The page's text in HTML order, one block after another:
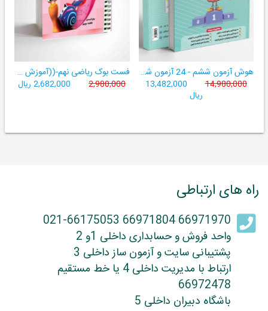
هوش آزمون ششم - 24 آزمون شبیه ساز تیزهوشان
14,980,000
13,482,000
ریال
فست بوک ریاضی نهم-((آموزش سریع، آسان و کامل ریاضی پایۀ نهم))
2,980,000 2,682,000 ریال
راه های ارتباطی
66971970 66971804 021-66175053
واحد فروش و حسابداری داخلی 1و 2
پشتیبانی سایت و آزمون ساز داخلی 3
ارتباط با مدیریت داخلی 4 یا خط مستقیم
66972478
باشگاه دبیران داخلی 5